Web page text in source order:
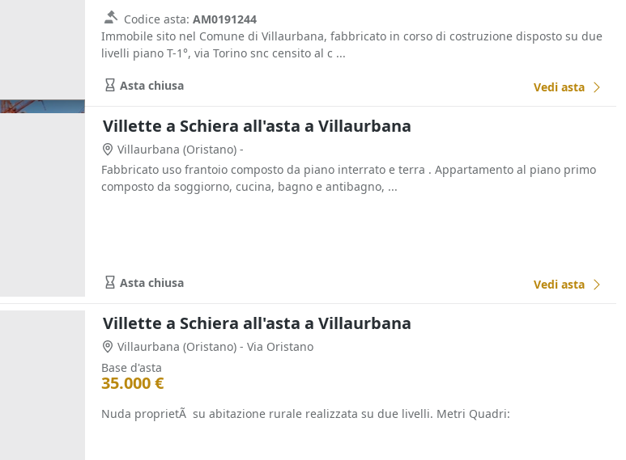
Codice asta: AM0191244
Immobile sito nel Comune di Villaurbana, fabbricato in corso di costruzione disposto su due
livelli piano T-1°, via Torino snc censito al c ...
Asta chiusa Vedi asta
Villette a Schiera all'asta a Villaurbana
Villaurbana (Oristano) -
Fabbricato uso frantoio composto da piano interrato e terra . Appartamento al piano primo
composto da soggiorno, cucina, bagno e antibagno, ...
Asta chiusa Vedi asta
Villette a Schiera all'asta a Villaurbana
Villaurbana (Oristano) - Via Oristano
Base d'asta
35.000 €
Nuda proprietÃ su abitazione rurale realizzata su due livelli. Metri Quadri: